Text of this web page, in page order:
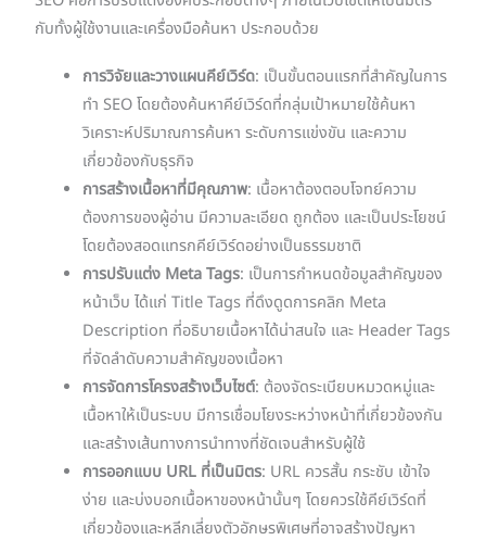
กับทั้งผู้ใช้งานและเครื่องมือค้นหา ประกอบด้วย
การวิจัยและวางแผนคีย์เวิร์ด: เป็นขั้นตอนแรกที่สำคัญในการ
ทำ SEO โดยต้องค้นหาคีย์เวิร์ดที่กลุ่มเป้าหมายใช้ค้นหา
วิเคราะห์ปริมาณการค้นหา ระดับการแข่งขัน และความ
เกี่ยวข้องกับธุรกิจ
การสร้างเนื้อหาที่มีคุณภาพ: เนื้อหาต้องตอบโจทย์ความ
ต้องการของผู้อ่าน มีความละเอียด ถูกต้อง และเป็นประโยชน์
โดยต้องสอดแทรกคีย์เวิร์ดอย่างเป็นธรรมชาติ
การปรับแต่ง Meta Tags: เป็นการกำหนดข้อมูลสำคัญของ
หน้าเว็บ ได้แก่ Title Tags ที่ดึงดูดการคลิก Meta
Description ที่อธิบายเนื้อหาได้น่าสนใจ และ Header Tags
ที่จัดลำดับความสำคัญของเนื้อหา
การจัดการโครงสร้างเว็บไซต์: ต้องจัดระเบียบหมวดหมู่และ
เนื้อหาให้เป็นระบบ มีการเชื่อมโยงระหว่างหน้าที่เกี่ยวข้องกัน
และสร้างเส้นทางการนำทางที่ชัดเจนสำหรับผู้ใช้
การออกแบบ URL ที่เป็นมิตร: URL ควรสั้น กระชับ เข้าใจ
ง่าย และบ่งบอกเนื้อหาของหน้านั้นๆ โดยควรใช้คีย์เวิร์ดที่
เกี่ยวข้องและหลีกเลี่ยงตัวอักษรพิเศษที่อาจสร้างปัญหา